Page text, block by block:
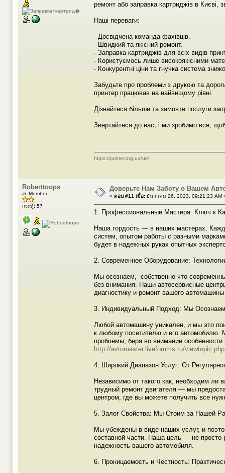
ремонт або заправка картриджів в Києві,
Наші переваги:
- Досвідчена команда фахівців.
- Швидкий та якісний ремонт.
- Заправка картриджів для всіх видів
- Користуємось лише високоякісними
- Конкурентні ціни та гнучка система
Забудьте про проблеми з друкою та
принтер працював на найвищому рівні.
Дізнайтеся більше та замовте послуги
Звертайтеся до нас, і ми зробимо все,
https://printer.org.ua/uk/
Roberttoops
Jr. Member
กระทู้: 57
Доверьте Нам Заботу о Вашем
« ตอบ #11 เมื่อ: ธันวาคม 26, 2023, 09:21:23 AM
1. Профессиональные Мастера: Ключ к
Наша гордость — в наших мастерах.
систем, опытом работы с разными
будет в надежных руках опытных
2. Современное Оборудование:
Мы осознаем, собственно что
без внимания. Наши автосервисные
диагностику и ремонт вашего
3. Индивидуальный Подход: Мы
Любой автомашину уникален, и мы это
к любому посетителю и его
проблемы, беря во внимание особенности
http://avtomaster.liveforums.ru/
4. Широкий Диапазон Услуг: От
Независимо от такого как, необходим
трудный ремонт двигателя — мы
центром, где вы можете получить все
5. Залог Свойства: Мы Стоим за Нашей
Мы убеждены в виде наших услуг, и
составной части. Наша цель — не
надежность вашего автомобиля.
6. Проницаемость и Честность: